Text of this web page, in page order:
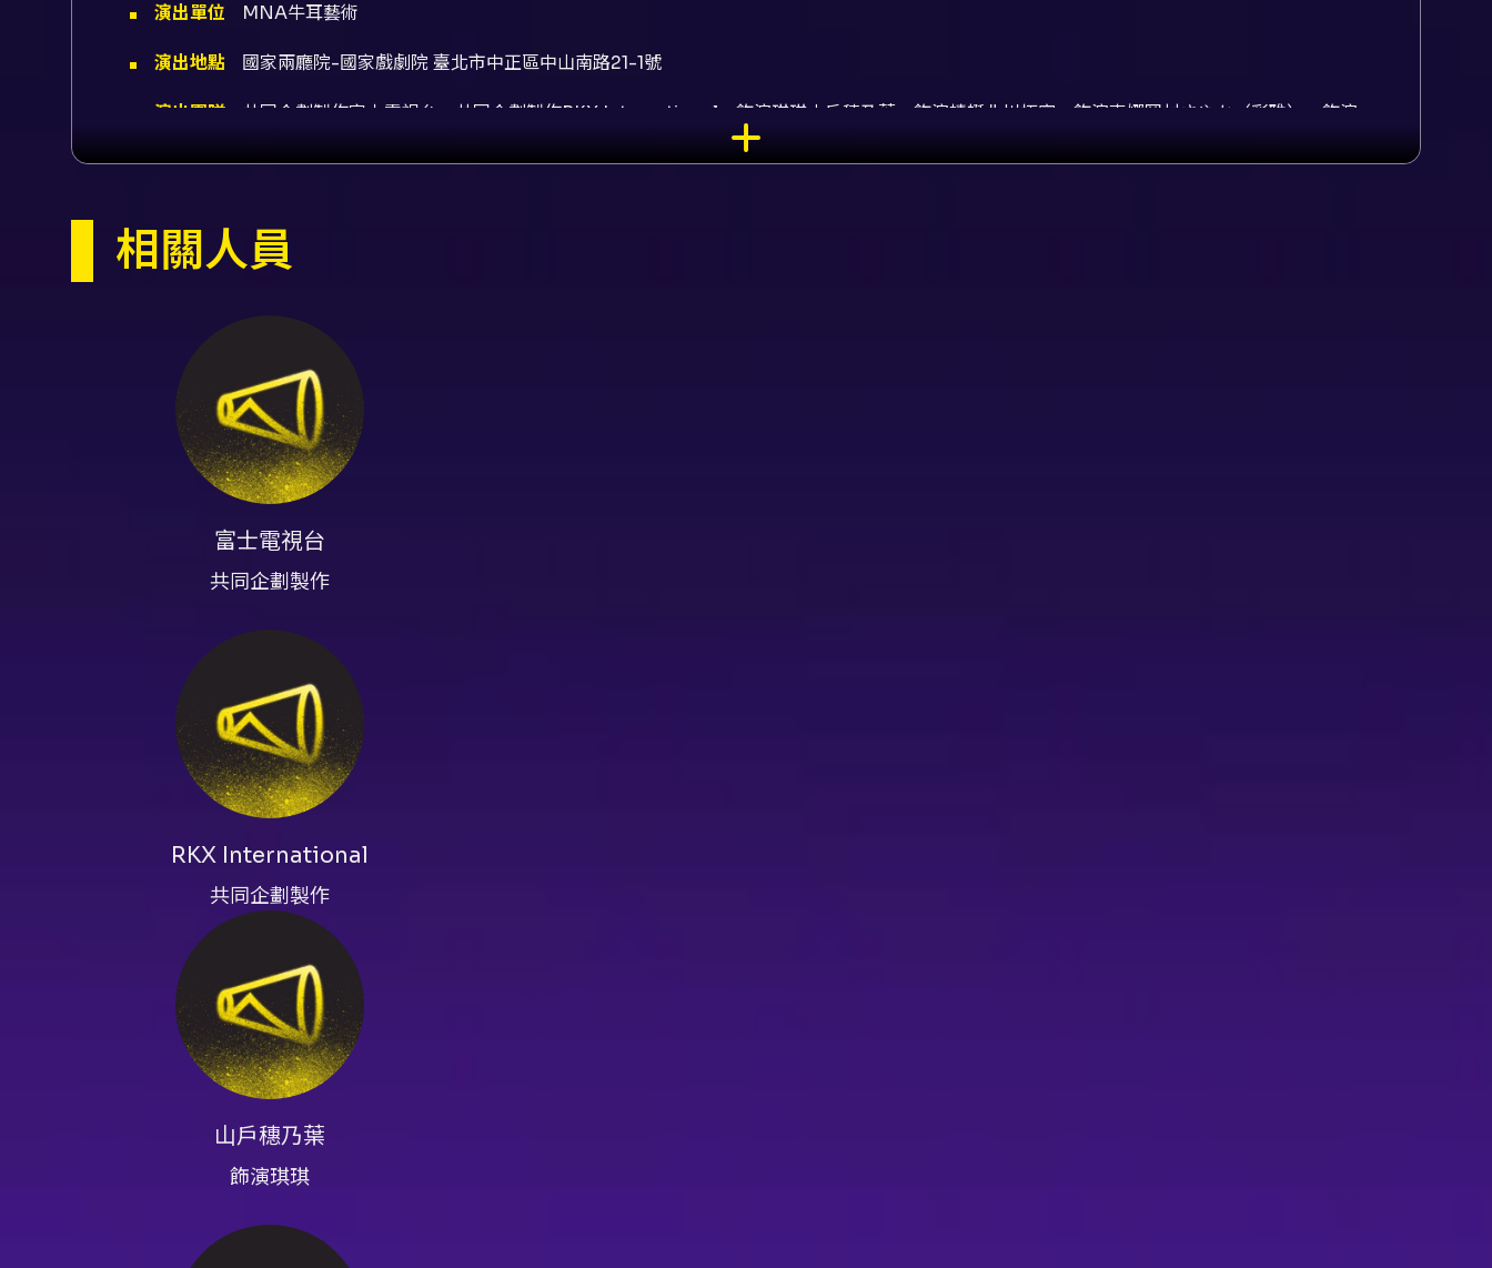
演出單位 MNA牛耳藝術
演出地點 國家兩廳院-國家戲劇院 臺北市中正區中山南路21-1號
演出團隊
共同企劃製作富士電視台、共同企劃製作RKX International、飾演琪琪山戶穗乃葉、飾演蜻蜓北川拓實、飾演索娜岡村さやか（彩雅）、飾演
歐其諾阿川建一郎、飾演可琪莉上森麻琴、飾演福克奧河野駿介、飾演市長園岡新太郎、飾演吉吉大森未來衣、飾演小琪琪臺北場高木郁（臺北
內容簡介
節目資訊與製作陳述 《魔女の宅急便》音樂劇（原作：角野榮子）為日本原著授權改編之舞台音樂劇，岸本功喜擔任編劇與導演，小島良太為
- 主要演出者（部分）：山戶穗乃葉（琪琪）、北川拓實（蜻蜓）、岡村さやか（索娜）、阿川建一郎（歐其諾）、上森麻琴（可琪莉）、河野
駿介（福克奧）、園岡新太郎（市長）、大森未來衣（吉吉）、小琪琪為高木郁（臺北場）／大引香凛（臺中場）。 票
價與場次重點 - 臺北場總票價區間：最低 300 元（青年席），最高 3,980 元。7/15、7/16為平日票價之不同票區價目（部分票區價格以 1,580
至 3,680 為主）；其他場次為假日票價（1,680 至 3,980 為主）。
- 青年席（指定席）與青年席 5 折自由座等優惠詳見主辦公告，部分青年優惠需搭配文化幣使用或事先申請資格。
購票與取票方式 - 線上購票：於 MNA 售票網（網站與 APP）購買，系統支援主要國際信用卡；訂單成立後即完成交易，逾時未付款系統將自
- 取票方式：手機 APP 電子票（動態 QR code，僅接受原版動態票券）、或超商 7-ELEVEN ibon（每筆訂單至多 4 張超商取票）。超商取票
需於 ibon 櫃台結帳並支付每筆 30 元手續費（超商取票開放取票時間規定詳主辦公告）。
座位與視線說明 - 因國家戲劇院空間設計，部分座位可能造成視線受阻，包含：2C 包廂 1～18 號、3C 包廂 1～18 號、2 樓 5 排 19~22 號、6
排 1～20 號、4 樓 1 排 1～16 號、4 樓 2 排 27、28 號、4 樓 3 排 43、44 號。樂池區因靠近舞台造成仰角較大，觀看舞台與字幕可能較為吃
力，選位請依個人需求斟酌。
青少年優惠與文化幣使用（重點） - 青少年 1+1 音樂計畫：符合 2003/01/01 以後出生（23 歲以下）資格者，需先申請並通過審核（填寫主辦
提供之 Google 表單），通過後會收到折扣序號。審核需約 2 個工作天（例假日除外），開賣當日的申請審核時間會示警特別處理時段，詳主
場至多購買兩張 7 折優惠（含青少年票與陪同票）。 - 青年席 5 折自由座：主辦提供限量席次，購買該席需至少使用文化幣 100 點（或以上）
支付，若文化幣不足則無法完成結帳。文化幣使用方式、限制與退票後文化幣返還細則皆依文化幣平台規範。
退票、規範與注意事項 - 退票：本購票一經確認即成立，退票依主辦退換票須知辦理，退票酌收票面金額 10% 手續費（換票等同於退票）。 -
各場次退票截止日依主辦公告（例如：7/10 場次退票截止至 2026/06/29、7/11 截止 2026/06/30、7/12 截止 2026/07/01、7/15 截止
2026/07/04、7/16 截止 2026/07/05、7/18 截止 2026/07/07；其他場次如未公告請以主辦最終公告為準）。 -
演出中嚴禁錄音、錄影、直播、拍照，入場請關閉或調整為靜音模式。主辦保有變更節目內容、場次、取消與最終解釋權。 參考連結 - 青少年
折扣申請（Google 表單）: https://reurl.cc/068rd6 - 購票／優惠／文化幣相關說明請參見主辦公告與 MNA 售票網頁面（頁面內另有座位
圖下載與注意事項連結）。
注意事項
- 入場與年齡：本節目無嚴格年齡限制，但一人一票入場；家長請自行斟酌孩童狀況，若影響演出秩序，館方有權請其離場且不予退費。 - 取票
限制：超商取票每筆訂單最多 4 張，若超過 4 張須分開訂單；電子票入場僅接受原版動態 QR code，截圖或列印不受理。 - 退票規定：退票酌
申請並通過審核，獲得折扣序號後於購票時輸入方能享有優惠，並有數量／每人張數限制；青年席 5 折自由座需使用文化幣（至少 100 點），
相關人員
富士電視台
共同企劃製作
RKX International
共同企劃製作
山戶穗乃葉
飾演琪琪